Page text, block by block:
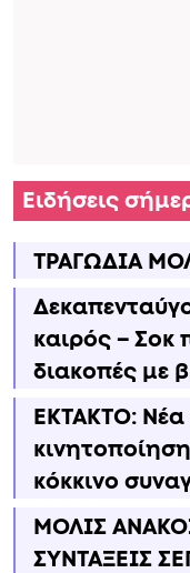
Ειδήσεις
ΤΡΑΓΩΔΙΑ
καιρός – Σoκ
διακοπές με
ΕΚΤΑΚΤΟ:
κόκκινο
ΜΟΛΙΣ
ΣΥΝΤΑΞΕΙΣ